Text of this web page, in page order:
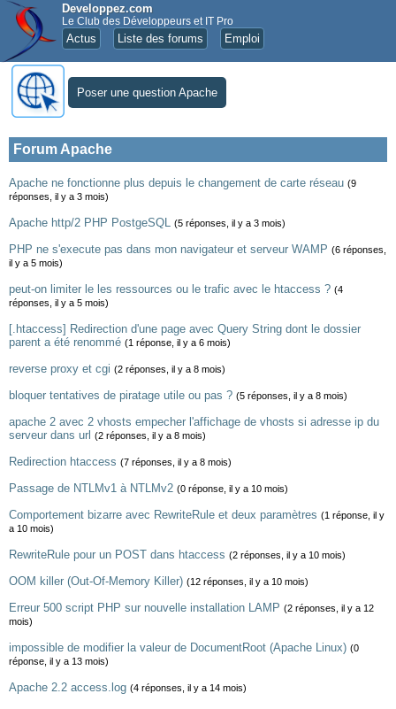
Developpez.com
Le Club des Développeurs et IT Pro
Actus Liste des forums Emploi
Poser une question Apache
Forum Apache
Apache ne fonctionne plus depuis le changement de carte réseau (9
réponses, il y a 3 mois)
Apache http/2 PHP PostgeSQL (5 réponses, il y a 3 mois)
PHP ne s'execute pas dans mon navigateur et serveur WAMP (6 réponses,
il y a 5 mois)
peut-on limiter le les ressources ou le trafic avec le htaccess ? (4
réponses, il y a 5 mois)
[.htaccess] Redirection d'une page avec Query String dont le dossier
parent a été renommé (1 réponse, il y a 6 mois)
reverse proxy et cgi (2 réponses, il y a 8 mois)
bloquer tentatives de piratage utile ou pas ? (5 réponses, il y a 8 mois)
apache 2 avec 2 vhosts empecher l'affichage de vhosts si adresse ip du
serveur dans url (2 réponses, il y a 8 mois)
Redirection htaccess (7 réponses, il y a 8 mois)
Passage de NTLMv1 à NTLMv2 (0 réponse, il y a 10 mois)
Comportement bizarre avec RewriteRule et deux paramètres (1 réponse, il y
a 10 mois)
RewriteRule pour un POST dans htaccess (2 réponses, il y a 10 mois)
OOM killer (Out-Of-Memory Killer) (12 réponses, il y a 10 mois)
Erreur 500 script PHP sur nouvelle installation LAMP (2 réponses, il y a 12
mois)
impossible de modifier la valeur de DocumentRoot (Apache Linux) (0
réponse, il y a 13 mois)
Apache 2.2 access.log (4 réponses, il y a 14 mois)